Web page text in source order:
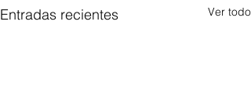
Entradas recientes Ver todo